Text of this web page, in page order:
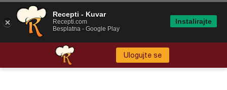
Ulogujte se
Recepti - Kuvar
Recepti.com
Besplatna - Google Play
Instalirajte